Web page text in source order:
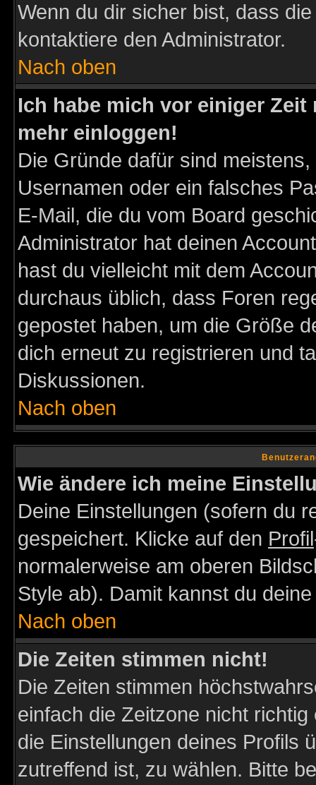
Wenn du dir sicher bist, dass
kontaktiere den Administrator.
Nach oben
Ich habe mich vor einiger
mehr einloggen!
Die Gründe dafür sind
Usernamen oder ein falsches
E-Mail, die du vom Board
Administrator hat deinen
hast du vielleicht mit dem
durchaus üblich, dass Foren
gepostet haben, um die Größe
dich erneut zu registrieren und
Diskussionen.
Nach oben
Wie ändere ich meine
Deine Einstellungen (sofern du
gespeichert. Klicke auf den Profil
normalerweise am oberen
Style ab). Damit kannst du
Nach oben
Die Zeiten stimmen nicht!
Die Zeiten stimmen
einfach die Zeitzone nicht
die Einstellungen deines Profils
zutreffend ist, zu wählen. Bitte